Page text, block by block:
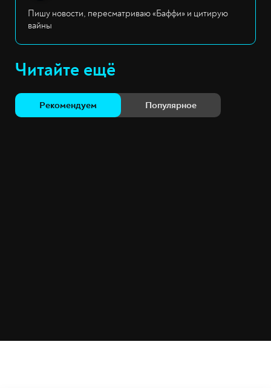
Пишу новости, пересматриваю «Баффи» и цитирую
вайны
Читайте ещё
Рекомендуем Популярное